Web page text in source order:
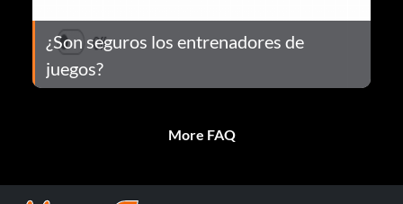
¿Son seguros los entrenadores de
juegos?
More FAQ